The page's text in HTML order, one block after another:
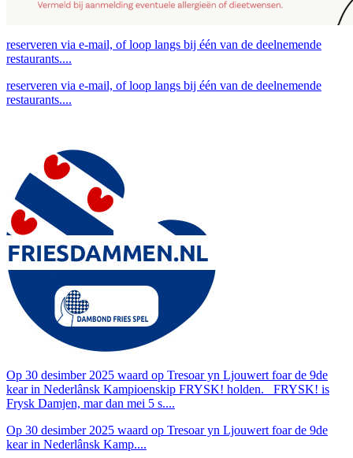
reserveren via e-mail, of loop langs bij één van de deelnemende
restaurants....
reserveren via e-mail, of loop langs bij één van de deelnemende
restaurants....
Op 30 desimber 2025 waard op Tresoar yn Ljouwert foar de 9de
kear in Nederlânsk Kampioenskip FRYSK! holden. FRYSK! is
Frysk Damjen, mar dan mei 5 s....
Op 30 desimber 2025 waard op Tresoar yn Ljouwert foar de 9de
kear in Nederlânsk Kamp....